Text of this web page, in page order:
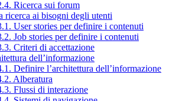
Ricerca sui forum
ricerca ai bisogni degli utenti
User stories per definire i contenuti
Job stories per definire i contenuti
Criteri di accettazione
dell’informazione
Definire l’architettura dell’informazione
Alberatura
Flussi di interazione